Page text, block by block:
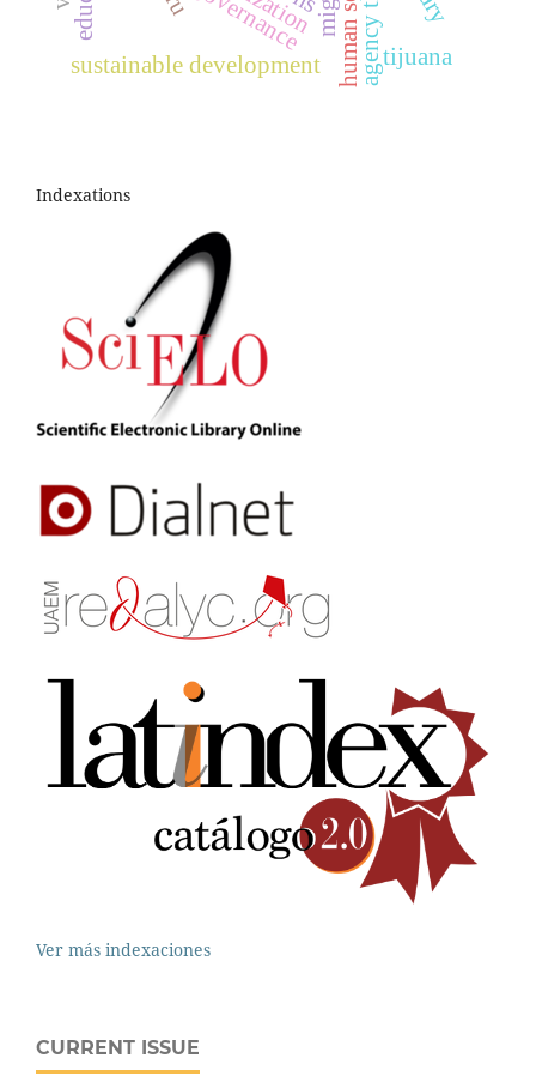
sustainable development tijuana
Indexations
Ver más indexaciones
CURRENT ISSUE